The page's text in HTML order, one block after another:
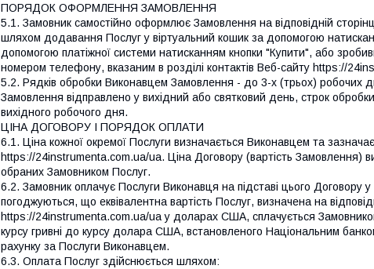
ПОРЯДОК ОФОРМЛЕННЯ ЗАМОВЛЕННЯ
5.1. Замовник самостійно оформлює Замовлення на відповідній
шляхом додавання Послуг у віртуальний кошик за допомогою
допомогою платіжної системи натисканням кнопки "Купити", або
номером телефону, вказаним в розділі контактів Веб-сайту https://
5.2. Рядків обробки Виконавцем Замовлення - до 3-х (трьох) робочих
Замовлення відправлено у вихідний або святковий день, строк
вихідного робочого дня.
ЦІНА ДОГОВОРУ І ПОРЯДОК ОПЛАТИ
6.1. Ціна кожної окремої Послуги визначається Виконавцем та
https://24instrumenta.com.ua/ua. Ціна Договору (вартість Замовлення)
обраних Замовником Послуг.
6.2. Замовник оплачує Послуги Виконавця на підставі цього Договору
погоджуються, що еквівалентна вартість Послуг, визначена на
https://24instrumenta.com.ua/ua у доларах США, сплачується Замовником
курсу гривні до курсу долара США, встановленого Національним
рахунку за Послуги Виконавцем.
6.3. Оплата Послуг здійснюється шляхом: